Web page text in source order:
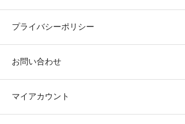
プライバシーポリシー
お問い合わせ
マイアカウント